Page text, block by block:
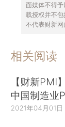
面媒体不得
载授权并不包
不代表财新网
相关阅读
【财新PMI
中国制造业
2021年04月01日